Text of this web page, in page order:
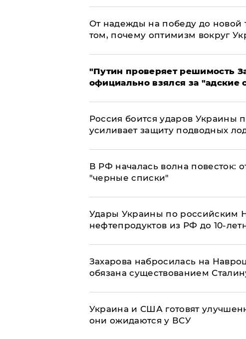
От надежды на победу до
том, почему оптимизм вокруг
"Путин проверяет решимость
официально взялся за "адские
Россия боится ударов Украины
усиливает защиту подводных
​В РФ началась волна повесток:
"черные списки"
Удары Украины по российским
нефтепродуктов из РФ до 10-
​Захарова набросилась на
обязана существованием
Украина и США готовят
они ожидаются у ВСУ